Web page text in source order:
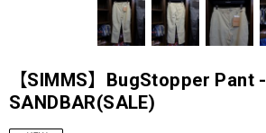
【SIMMS】BugStopper Pant -
SANDBAR(SALE)